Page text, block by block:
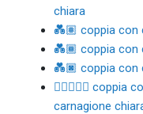
chiara
💑🏽 coppia con
💑🏾 coppia con
💑🏿 coppia con
🧑🏻‍❤️‍🧑🏼 coppia
carnagione